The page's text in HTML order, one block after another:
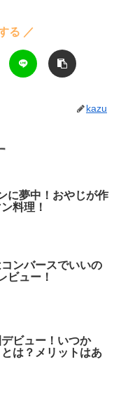
る ／
kazu
に夢中！おやじが作
料理！
ンバースでいいの
ビュー！
ビュー！いつか
は？メリットはあ